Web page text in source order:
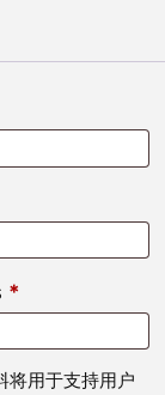
*
将用于支持用户